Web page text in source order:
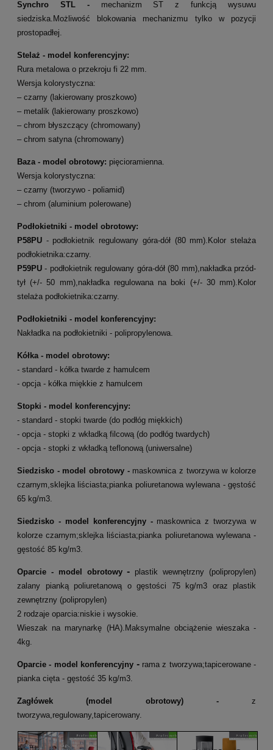
Synchro STL - mechanizm ST z funkcją wysuwu
siedziska. Możliwość blokowania mechanizmu tylko w pozycji
prostopadłej.
Stelaż - model konferencyjny:
Rura metalowa o przekroju fi 22 mm.
Wersja kolorystyczna:
– czarny (lakierowany proszkowo)
– metalik (lakierowany proszkowo)
– chrom błyszczący (chromowany)
– chrom satyna (chromowany)
Baza - model obrotowy: pięcioramienna.
Wersja kolorystyczna:
– czarny (tworzywo - poliamid)
– chrom (aluminium polerowane)
Podłokietniki - model obrotowy:
P58PU - podłokietnik regulowany góra-dół (80 mm).Kolor stelaża
podłokietnika:czarny.
P59PU - podłokietnik regulowany góra-dół (80 mm),nakładka przód-
tył (+/- 50 mm),nakładka regulowana na boki (+/- 30 mm).Kolor
stelaża podłokietnika:czarny.
Podłokietniki - model konferencyjny:
Nakładka na podłokietniki - polipropylenowa.
Kółka - model obrotowy:
- standard - kółka twarde z hamulcem
- opcja - kółka miękkie z hamulcem
Stopki - model konferencyjny:
- standard - stopki twarde (do podłóg miękkich)
- opcja - stopki z wkładką filcową (do podłóg twardych)
- opcja - stopki z wkładką teflonową (uniwersalne)
Siedzisko - model obrotowy - maskownica z tworzywa w kolorze
czarnym,sklejka liściasta;pianka poliuretanowa wylewana - gęstość
65 kg/m3.
Siedzisko - model konferencyjny- maskownica z tworzywa w
kolorze czarnym;sklejka liściasta;pianka poliuretanowa wylewana -
gęstość 85 kg/m3.
Oparcie - model obrotowy- plastik wewnętrzny (polipropylen)
zalany pianką poliuretanową o gęstości 75 kg/m3 oraz plastik
zewnętrzny (polipropylen)
2 rodzaje oparcia:niskie i wysokie.
Wieszak na marynarkę (HA).Maksymalne obciążenie wieszaka -
4kg.
Oparcie - model konferencyjny - rama z tworzywa;tapicerowane -
pianka cięta - gęstość 35 kg/m3.
Zagłówek (model obrotowy) -z
tworzywa,regulowany,tapicerowany.